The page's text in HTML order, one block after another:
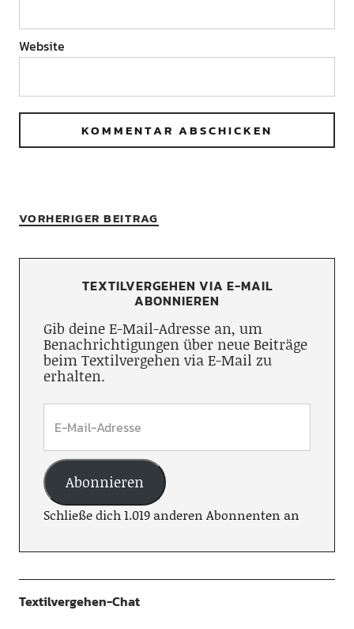
Website
VORHERIGER BEITRAG
TEXTILVERGEHEN VIA E-MAIL
ABONNIEREN
Gib deine E-Mail-Adresse an, um
Benachrichtigungen über neue Beiträge
beim Textilvergehen via E-Mail zu
erhalten.
Abonnieren
Schließe dich 1.019 anderen Abonnenten an
Textilvergehen-Chat